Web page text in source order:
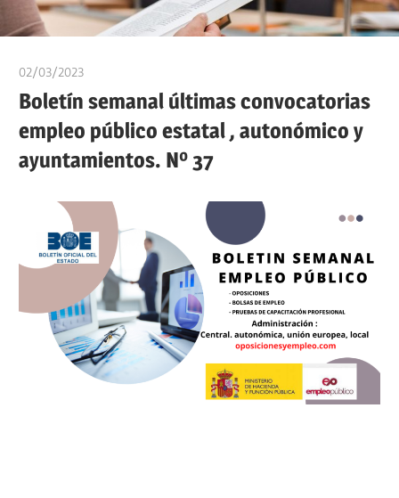
02/03/2023
Boletín semanal últimas convocatorias
empleo público estatal , autonómico y
ayuntamientos. Nº 37